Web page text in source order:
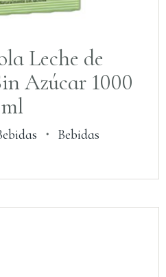
Leche de
Azúcar 1000
ml
・ Bebidas